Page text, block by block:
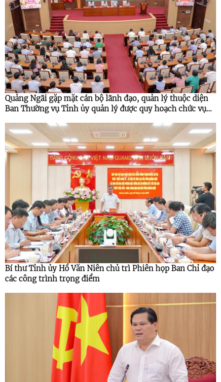
Quảng Ngãi gặp mặt cán bộ lãnh đạo, quản lý thuộc diện
Ban Thường vụ Tỉnh ủy quản lý được quy hoạch chức vụ
Bí thư Tỉnh ủy Hồ Văn Niên chủ trì Phiên họp Ban Chỉ đạo
các công trình trọng điểm